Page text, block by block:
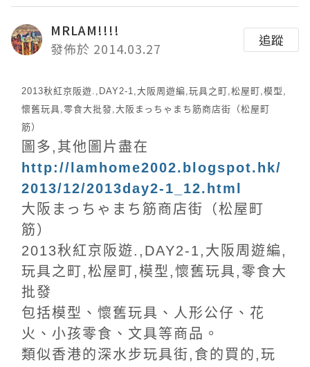
MRLAM!!!!
發佈於 2014.03.27
追蹤
2013秋紅京阪遊.,DAY2-1,大阪周遊編,玩具之町,松屋町,模型,
懷舊玩具,零食大批發,大阪まっちゃまち筋商店街（松屋町
筋）
圖多,其他圖片盡在
http://lamhome2002.blogspot.hk/
2013/12/2013day2-1_12.html
大阪まっちゃまち筋商店街（松屋町
筋）
2013秋紅京阪遊.,DAY2-1,大阪周遊編,
玩具之町,松屋町,模型,懷舊玩具,零食大
批發
包括模型、懷舊玩具、人形公仔、花
火、小孩零食、文具等商品。
類似香港的深水步玩具街,食的買的,玩